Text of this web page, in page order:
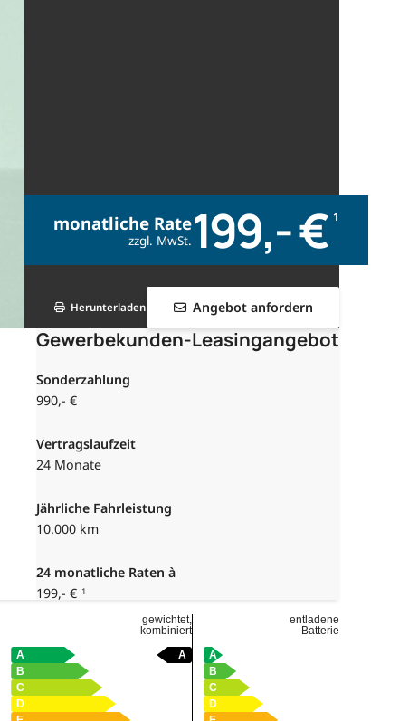
monatliche Rate
zzgl. MwSt.199,- € 1
Herunterladen Angebot anfordern
Gewerbekunden-Leasingangebot
Sonderzahlung
990,- €
Vertragslaufzeit
24 Monate
Jährliche Fahrleistung
10.000 km
24 monatliche Raten à
199,- € 1
gewichtet,
kombiniert
entladene
Batterie